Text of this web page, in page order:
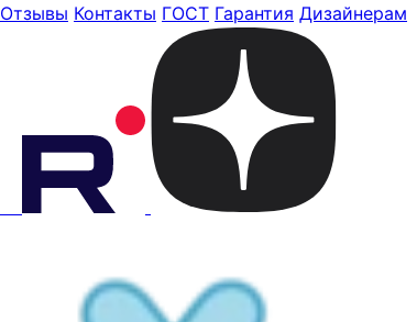
Отзывы Контакты ГОСТ Гарантия Дизайнерам